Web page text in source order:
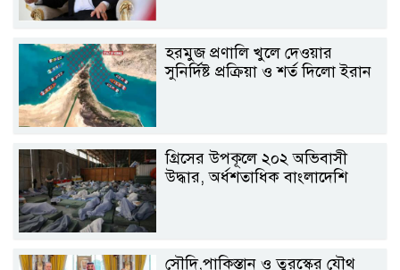
হরমুজ প্রণালি খুলে দেওয়ার
সুনির্দিষ্ট প্রক্রিয়া ও শর্ত দিলো ইরান
গ্রিসের উপকূলে ২০২ অভিবাসী
উদ্ধার, অর্ধশতাধিক বাংলাদেশি
সৌদি,পাকিস্তান ও তুরস্কের যৌথ